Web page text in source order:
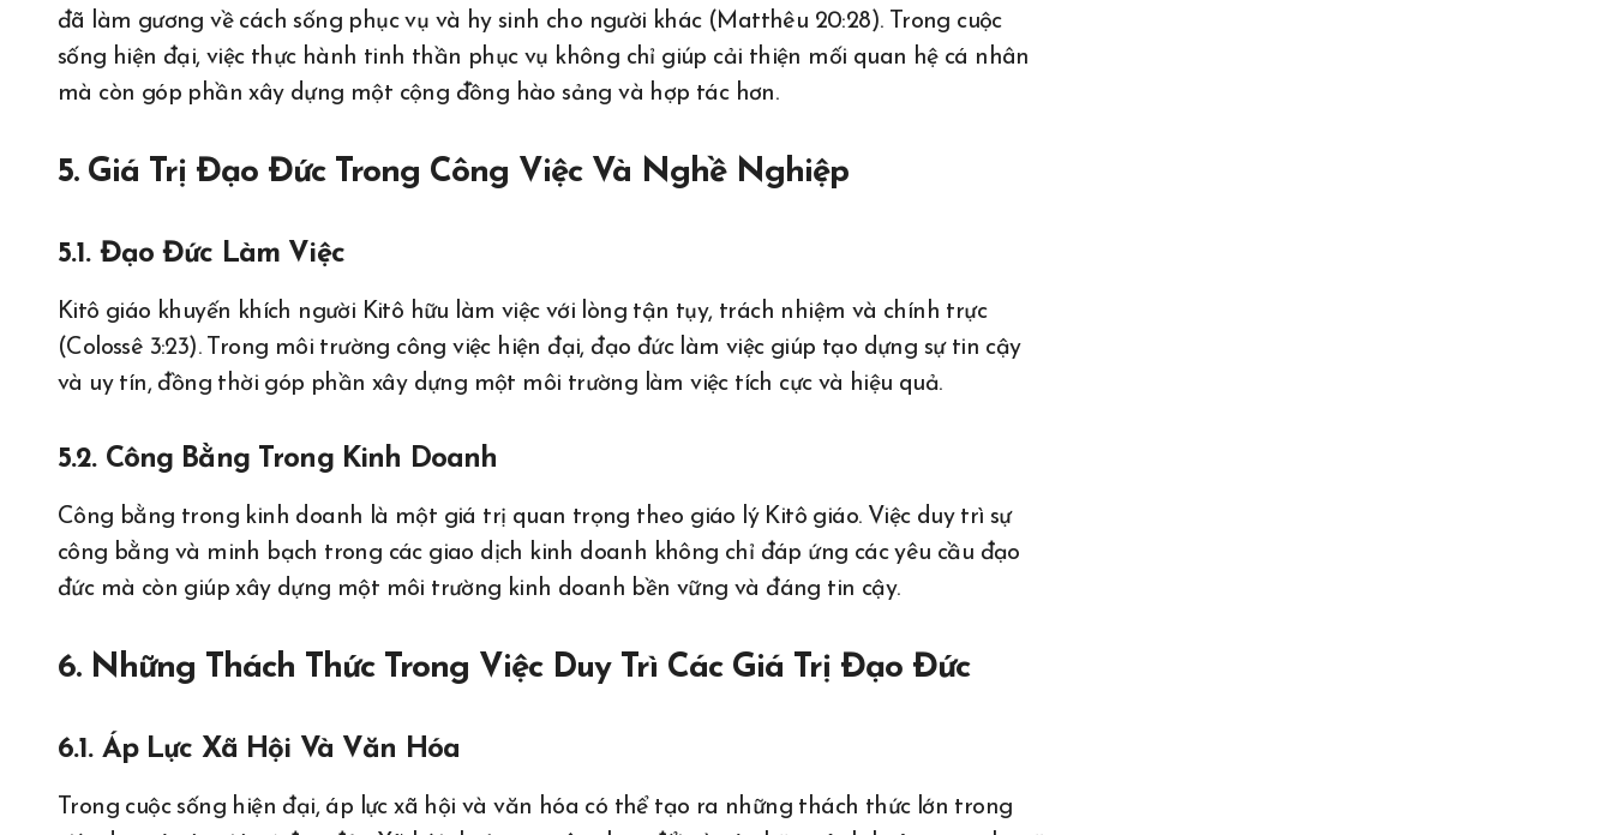
đã làm gương về cách sống phục vụ và hy sinh cho người khác (Matthêu 20:28). Trong cuộc
sống hiện đại, việc thực hành tinh thần phục vụ không chỉ giúp cải thiện mối quan hệ cá nhân
mà còn góp phần xây dựng một cộng đồng hào sảng và hợp tác hơn.
5. Giá Trị Đạo Đức Trong Công Việc Và Nghề Nghiệp
5.1. Đạo Đức Làm Việc
Kitô giáo khuyến khích người Kitô hữu làm việc với lòng tận tụy, trách nhiệm và chính trực
(Colossê 3:23). Trong môi trường công việc hiện đại, đạo đức làm việc giúp tạo dựng sự tin cậy
và uy tín, đồng thời góp phần xây dựng một môi trường làm việc tích cực và hiệu quả.
5.2. Công Bằng Trong Kinh Doanh
Công bằng trong kinh doanh là một giá trị quan trọng theo giáo lý Kitô giáo. Việc duy trì sự
công bằng và minh bạch trong các giao dịch kinh doanh không chỉ đáp ứng các yêu cầu đạo
đức mà còn giúp xây dựng một môi trường kinh doanh bền vững và đáng tin cậy.
6. Những Thách Thức Trong Việc Duy Trì Các Giá Trị Đạo Đức
6.1. Áp Lực Xã Hội Và Văn Hóa
Trong cuộc sống hiện đại, áp lực xã hội và văn hóa có thể tạo ra những thách thức lớn trong